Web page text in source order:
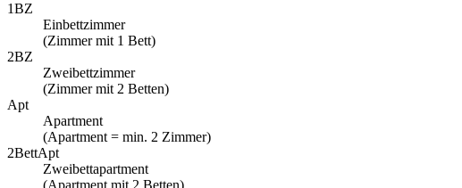
1BZ
Einbettzimmer
(Zimmer mit 1 Bett)
2BZ
Zweibettzimmer
(Zimmer mit 2 Betten)
Apt
Apartment
(Apartment = min. 2 Zimmer)
2BettApt
Zweibettapartment